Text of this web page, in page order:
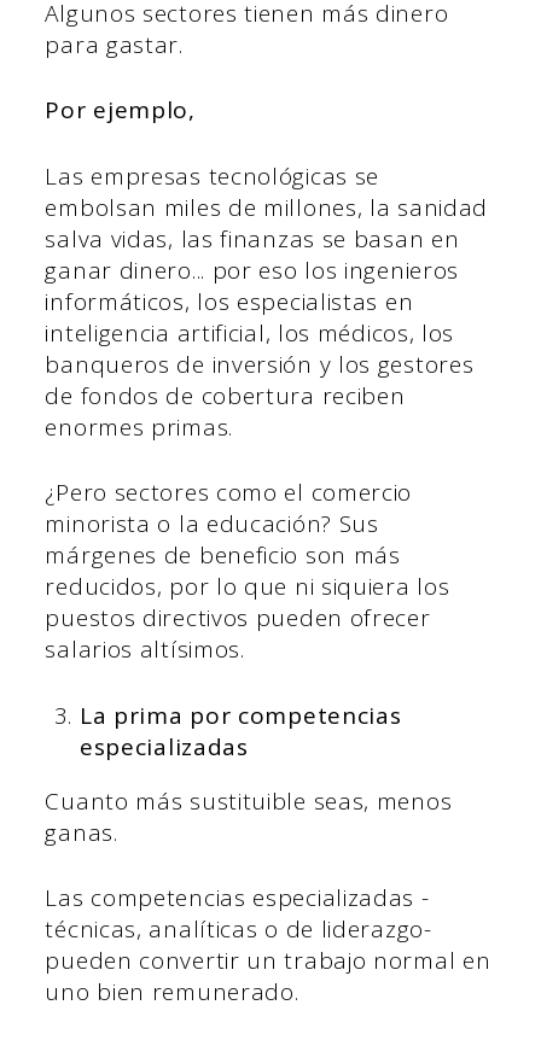
Algunos sectores tienen más dinero
para gastar.
Por ejemplo,
Las empresas tecnológicas se
embolsan miles de millones, la sanidad
salva vidas, las finanzas se basan en
ganar dinero... por eso los ingenieros
informáticos, los especialistas en
inteligencia artificial, los médicos, los
banqueros de inversión y los gestores
de fondos de cobertura reciben
enormes primas.
¿Pero sectores como el comercio
minorista o la educación? Sus
márgenes de beneficio son más
reducidos, por lo que ni siquiera los
puestos directivos pueden ofrecer
salarios altísimos.
La prima por competencias
especializadas
Cuanto más sustituible seas, menos
ganas.
Las competencias especializadas -
técnicas, analíticas o de liderazgo-
pueden convertir un trabajo normal en
uno bien remunerado.